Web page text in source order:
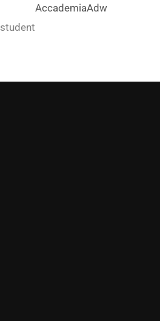
student
AccademiaAdw